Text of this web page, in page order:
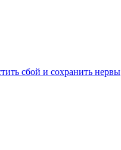
сбой и сохранить нервы